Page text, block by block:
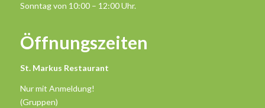
Sonntag von 10:00 – 12:00 Uhr.
Öffnungszeiten
St. Markus Restaurant
Nur mit Anmeldung!
(Gruppen)